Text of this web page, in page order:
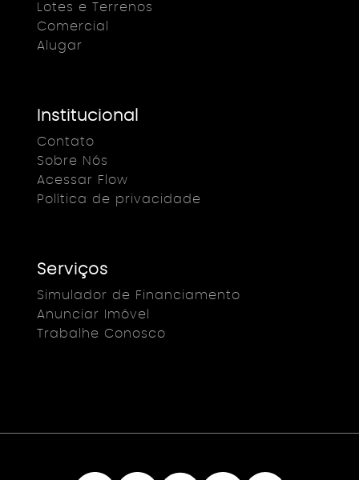
Lotes e Terrenos
Comercial
Alugar
Institucional
Contato
Sobre Nós
Acessar Flow
Política de privacidade
Serviços
Simulador de Financiamento
Anunciar Imóvel
Trabalhe Conosco